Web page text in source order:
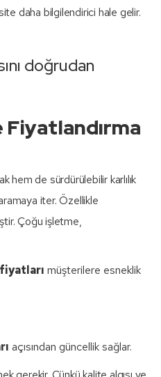
daha bilgilendirici hale gelir.
doğrudan
de sürdürülebilir karlılık
iter. Özellikle
Çoğu işletme,
müşterilere esneklik
açısından güncellik sağlar.